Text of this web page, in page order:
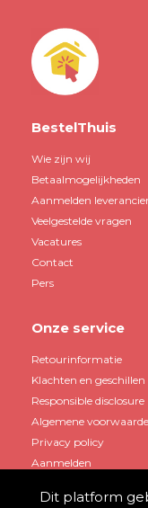
BestelThuis
Wie zijn wij
Betaalmogelijkheden
Aanmelden
Veelgestelde vragen
Vacatures
Contact
Pers
Onze service
Retourinformatie
Klachten en geschillen
Responsible disclosure
Algemene
Privacy policy
Aanmelden
Dit platform